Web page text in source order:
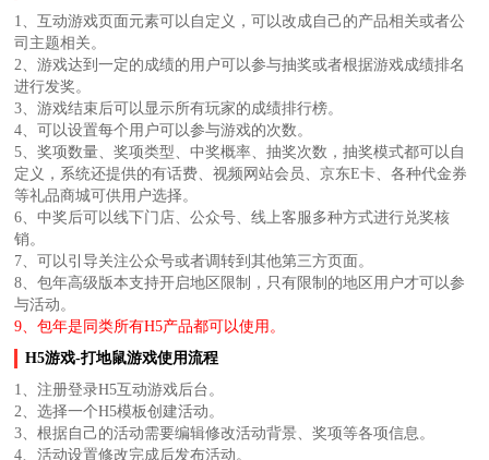
1、互动游戏页面元素可以自定义，可以改成自己的产品相关或者公
司主题相关。
2、游戏达到一定的成绩的用户可以参与抽奖或者根据游戏成绩排名
进行发奖。
3、游戏结束后可以显示所有玩家的成绩排行榜。
4、可以设置每个用户可以参与游戏的次数。
5、奖项数量、奖项类型、中奖概率、抽奖次数，抽奖模式都可以自
定义，系统还提供的有话费、视频网站会员、京东E卡、各种代金券
等礼品商城可供用户选择。
6、中奖后可以线下门店、公众号、线上客服多种方式进行兑奖核
销。
7、可以引导关注公众号或者调转到其他第三方页面。
8、包年高级版本支持开启地区限制，只有限制的地区用户才可以参
与活动。
9、包年是同类所有H5产品都可以使用。
H5游戏-打地鼠游戏使用流程
1、注册登录H5互动游戏后台。
2、选择一个H5模板创建活动。
3、根据自己的活动需要编辑修改活动背景、奖项等各项信息。
4、活动设置修改完成后发布活动。